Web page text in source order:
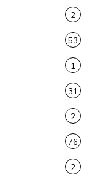
2
53
1
31
2
76
2